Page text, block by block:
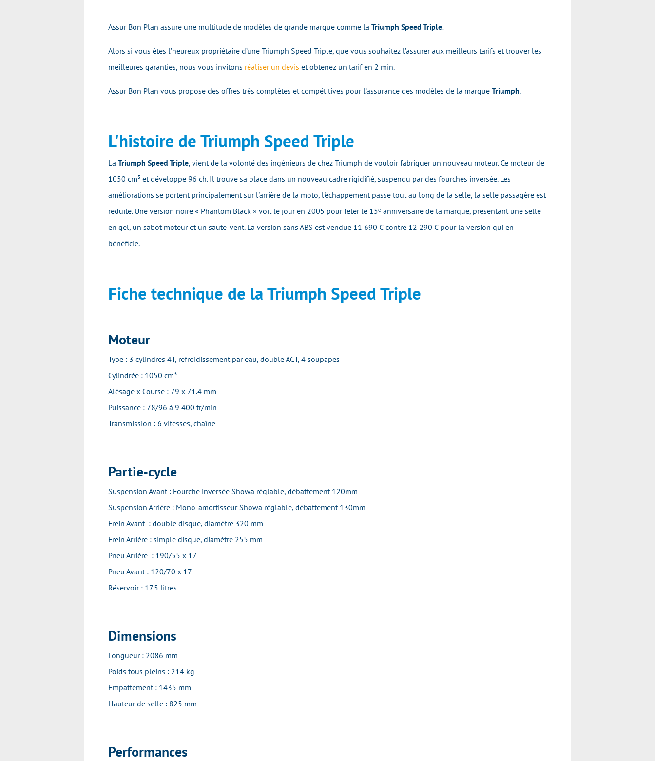
Assur Bon Plan assure une multitude de modèles de grande marque comme la Triumph Speed Triple.
Alors si vous êtes l’heureux propriétaire d’une Triumph Speed Triple, que vous souhaitez l’assurer aux meilleurs tarifs et trouver les
meilleures garanties, nous vous invitons réaliser un devis et obtenez un tarif en 2 min.
Assur Bon Plan vous propose des offres très complètes et compétitives pour l’assurance des modèles de la marque Triumph.
L'histoire de Triumph Speed Triple
La Triumph Speed Triple, vient de la volonté des ingénieurs de chez Triumph de vouloir fabriquer un nouveau moteur. Ce moteur de
1050 cm³ et développe 96 ch. Il trouve sa place dans un nouveau cadre rigidifié, suspendu par des fourches inversée. Les
améliorations se portent principalement sur l'arrière de la moto, l'échappement passe tout au long de la selle, la selle passagère est
réduite. Une version noire « Phantom Black » voit le jour en 2005 pour fêter le 15ᵉ anniversaire de la marque, présentant une selle
en gel, un sabot moteur et un saute-vent. La version sans ABS est vendue 11 690 € contre 12 290 € pour la version qui en
bénéficie.
Fiche technique de la Triumph Speed Triple
Moteur
Type : 3 cylindres 4T, refroidissement par eau, double ACT, 4 soupapes
Cylindrée : 1050 cm³
Alésage x Course : 79 x 71.4 mm
Puissance : 78/96 à 9 400 tr/min
Transmission : 6 vitesses, chaîne
Partie-cycle
Suspension Avant : Fourche inversée Showa réglable, débattement 120mm
Suspension Arrière : Mono-amortisseur Showa réglable, débattement 130mm
Frein Avant : double disque, diamètre 320 mm
Frein Arrière : simple disque, diamètre 255 mm
Pneu Arrière : 190/55 x 17
Pneu Avant : 120/70 x 17
Réservoir : 17.5 litres
Dimensions
Longueur : 2086 mm
Poids tous pleins : 214 kg
Empattement : 1435 mm
Hauteur de selle : 825 mm
Performances